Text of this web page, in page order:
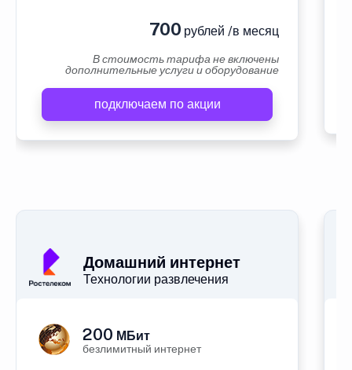
700 рублей /в месяц
В стоимость тарифа не включены
дополнительные услуги и оборудование
подключаем по акции
Домашний интернет
Технологии развлечения
200 МБит
безлимитный интернет